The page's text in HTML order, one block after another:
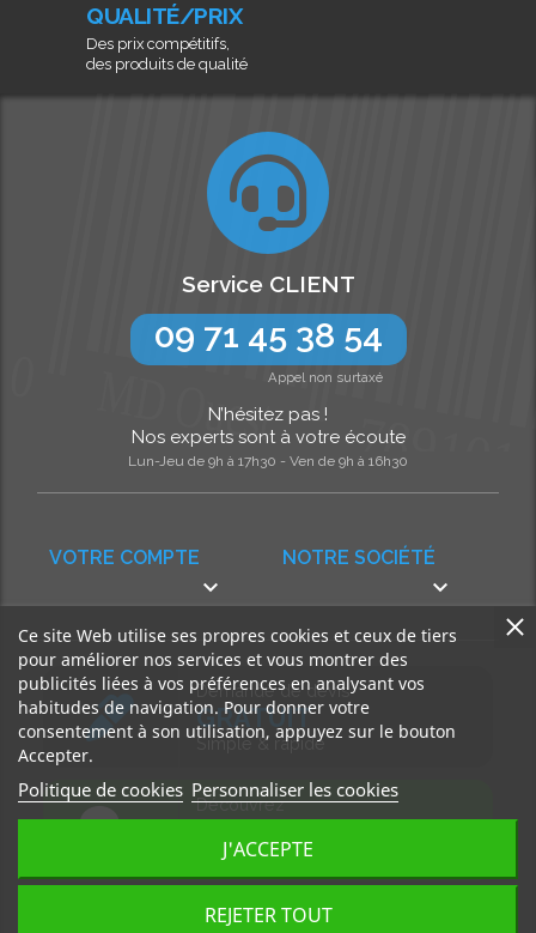
QUALITÉ/PRIX
Des prix compétitifs,
des produits de qualité
NOTRE SOCIÉTÉ

VOTRE COMPTE

Service CLIENT
09 71 45 38 54
Appel non surtaxé
N’hésitez pas !
Nos experts sont à votre écoute
Lun-Jeu de 9h à 17h30 - Ven de 9h à 16h30
Demande de devis
GRATUIT
Simple & rapide
Découvrez
Accédez à nos articles
Ce site Web utilise ses propres cookies et ceux de tiers
pour améliorer nos services et vous montrer des
publicités liées à vos préférences en analysant vos
habitudes de navigation. Pour donner votre
consentement à son utilisation, appuyez sur le bouton
Accepter.
Politique de cookies Personnaliser les cookies
REJETER TOUT
J'ACCEPTE
Tous droits réservés, MD Ouest © 2026